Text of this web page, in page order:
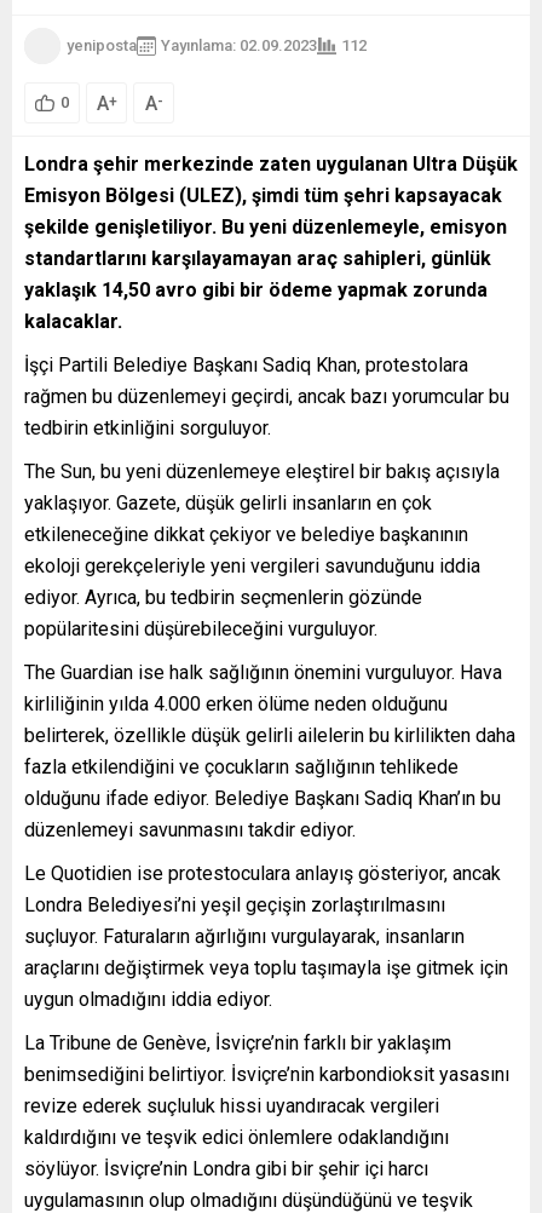
yeniposta Yayınlama: 02.09.2023 112
0 A+ A-
Londra şehir merkezinde zaten uygulanan Ultra Düşük
Emisyon Bölgesi (ULEZ), şimdi tüm şehri kapsayacak
şekilde genişletiliyor. Bu yeni düzenlemeyle, emisyon
standartlarını karşılayamayan araç sahipleri, günlük
yaklaşık 14,50 avro gibi bir ödeme yapmak zorunda
kalacaklar.
İşçi Partili Belediye Başkanı Sadiq Khan, protestolara
rağmen bu düzenlemeyi geçirdi, ancak bazı yorumcular bu
tedbirin etkinliğini sorguluyor.
The Sun, bu yeni düzenlemeye eleştirel bir bakış açısıyla
yaklaşıyor. Gazete, düşük gelirli insanların en çok
etkileneceğine dikkat çekiyor ve belediye başkanının
ekoloji gerekçeleriyle yeni vergileri savunduğunu iddia
ediyor. Ayrıca, bu tedbirin seçmenlerin gözünde
popülaritesini düşürebileceğini vurguluyor.
The Guardian ise halk sağlığının önemini vurguluyor. Hava
kirliliğinin yılda 4.000 erken ölüme neden olduğunu
belirterek, özellikle düşük gelirli ailelerin bu kirlilikten daha
fazla etkilendiğini ve çocukların sağlığının tehlikede
olduğunu ifade ediyor. Belediye Başkanı Sadiq Khan’ın bu
düzenlemeyi savunmasını takdir ediyor.
Le Quotidien ise protestoculara anlayış gösteriyor, ancak
Londra Belediyesi’ni yeşil geçişin zorlaştırılmasını
suçluyor. Faturaların ağırlığını vurgulayarak, insanların
araçlarını değiştirmek veya toplu taşımayla işe gitmek için
uygun olmadığını iddia ediyor.
La Tribune de Genève, İsviçre’nin farklı bir yaklaşım
benimsediğini belirtiyor. İsviçre’nin karbondioksit yasasını
revize ederek suçluluk hissi uyandıracak vergileri
kaldırdığını ve teşvik edici önlemlere odaklandığını
söylüyor. İsviçre’nin Londra gibi bir şehir içi harcı
uygulamasının olup olmadığını düşündüğünü ve teşvik